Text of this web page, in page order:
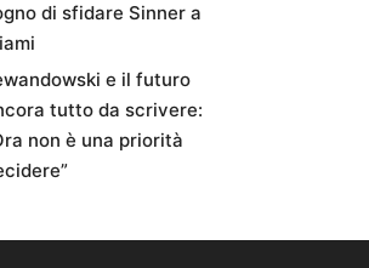
di sfidare Sinner a
e il futuro
tutto da scrivere:
non è una priorità